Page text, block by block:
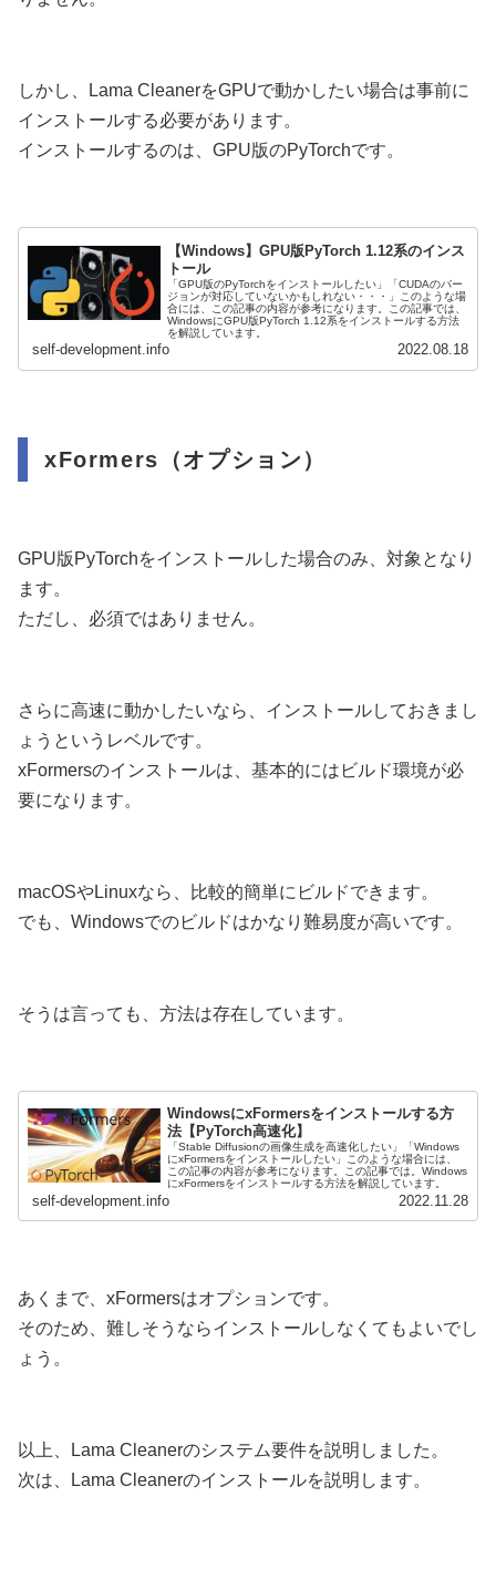
しかし、Lama CleanerをGPUで動かしたい場合は事前に
インストールする必要があります。
インストールするのは、GPU版のPyTorchです。
【Windows】GPU版PyTorch 1.12系のインス
トール
「GPU版のPyTorchをインストールしたい」「CUDAのバー
ジョンが対応していないかもしれない・・・」このような場
合には、この記事の内容が参考になります。この記事では、
WindowsにGPU版PyTorch 1.12系をインストールする方法
を解説しています。
self-development.info 2022.08.18
xFormers（オプション）
GPU版PyTorchをインストールした場合のみ、対象となり
ます。
ただし、必須ではありません。
さらに高速に動かしたいなら、インストールしておきまし
ょうというレベルです。
xFormersのインストールは、基本的にはビルド環境が必
要になります。
macOSやLinuxなら、比較的簡単にビルドできます。
でも、Windowsでのビルドはかなり難易度が高いです。
そうは言っても、方法は存在しています。
WindowsにxFormersをインストールする方
法【PyTorch高速化】
「Stable Diffusionの画像生成を高速化したい」「Windows
にxFormersをインストールしたい」このような場合には、
この記事の内容が参考になります。この記事では。Windows
にxFormersをインストールする方法を解説しています。
self-development.info 2022.11.28
あくまで、xFormersはオプションです。
そのため、難しそうならインストールしなくてもよいでし
ょう。
以上、Lama Cleanerのシステム要件を説明しました。
次は、Lama Cleanerのインストールを説明します。